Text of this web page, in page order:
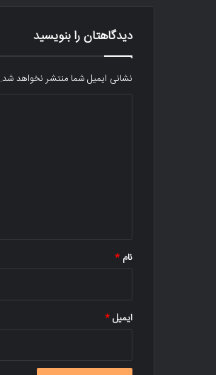
دیدگاهتان را بنویسید
نشانی ایمیل شما منتشر نخواهد شد.
نام *
ایمیل*